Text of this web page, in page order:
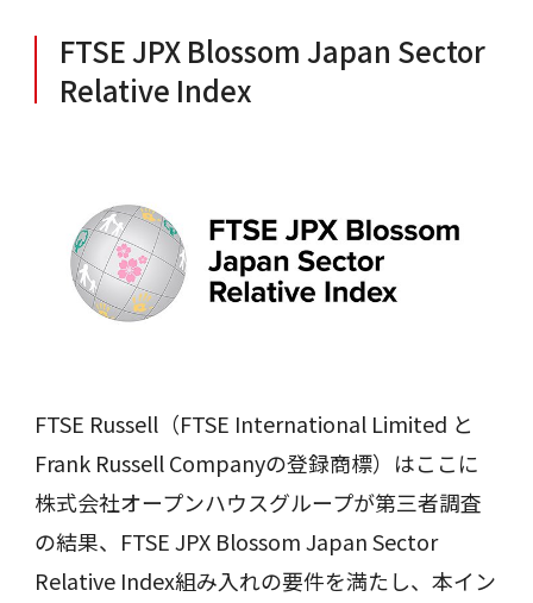
FTSE JPX Blossom Japan Sector
Relative Index
FTSE Russell（FTSE International Limited と
Frank Russell Companyの登録商標）はここに
株式会社オープンハウスグループが第三者調査
の結果、FTSE JPX Blossom Japan Sector
Relative Index組み入れの要件を満たし、本イン